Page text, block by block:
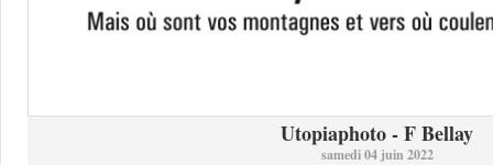
Utopiaphoto - F Bellay
samedi 04 juin 2022